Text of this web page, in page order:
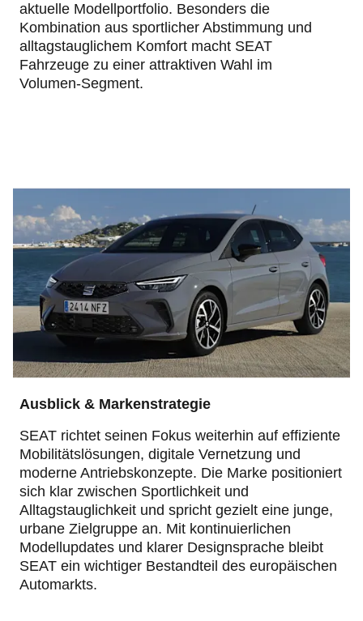
aktuelle Modellportfolio. Besonders die
Kombination aus sportlicher Abstimmung und
alltagstauglichem Komfort macht SEAT
Fahrzeuge zu einer attraktiven Wahl im
Volumen‑Segment.
Ausblick & Markenstrategie
SEAT richtet seinen Fokus weiterhin auf effiziente
Mobilitätslösungen, digitale Vernetzung und
moderne Antriebskonzepte. Die Marke positioniert
sich klar zwischen Sportlichkeit und
Alltagstauglichkeit und spricht gezielt eine junge,
urbane Zielgruppe an. Mit kontinuierlichen
Modellupdates und klarer Designsprache bleibt
SEAT ein wichtiger Bestandteil des europäischen
Automarkts.